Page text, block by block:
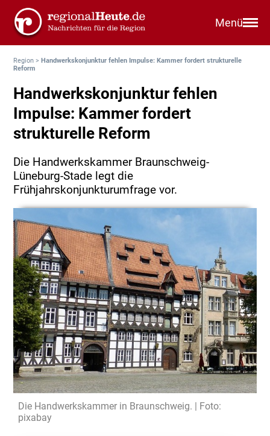
Menü
Region >Handwerkskonjunktur fehlen Impulse: Kammer fordert strukturelle
Reform
Handwerkskonjunktur fehlen
Impulse: Kammer fordert
strukturelle Reform
Die Handwerkskammer Braunschweig-
Lüneburg-Stade legt die
Frühjahrskonjunkturumfrage vor.
Die Handwerkskammer in Braunschweig. | Foto:
pixabay